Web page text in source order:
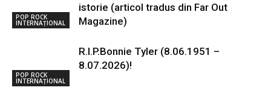
POP ROCK
INTERNAȚIONAL
istorie (articol tradus din Far Out
Magazine)
POP ROCK
INTERNAȚIONAL
R.I.P.Bonnie Tyler (8.06.1951 –
8.07.2026)!